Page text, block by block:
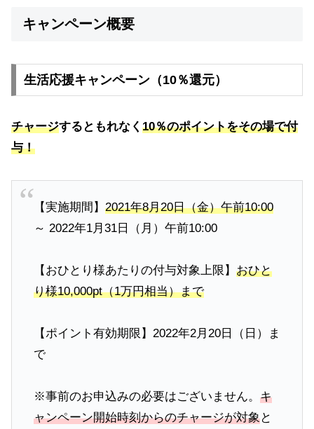
キャンペーン概要
生活応援キャンペーン（10％還元）
チャージするともれなく 10％のポイントをその場で付
与！
【実施期間】 2021年8月20日（金）午前10:00
～ 2022年1月31日（月）午前10:00
【おひとり様あたりの付与対象上限】 おひと
り様10,000pt（1万円相当）まで
【ポイント有効期限】2022年2月20日（日）ま
で
※事前のお申込みの必要はございません。 キ
ャンペーン開始時刻からのチャージが対象と